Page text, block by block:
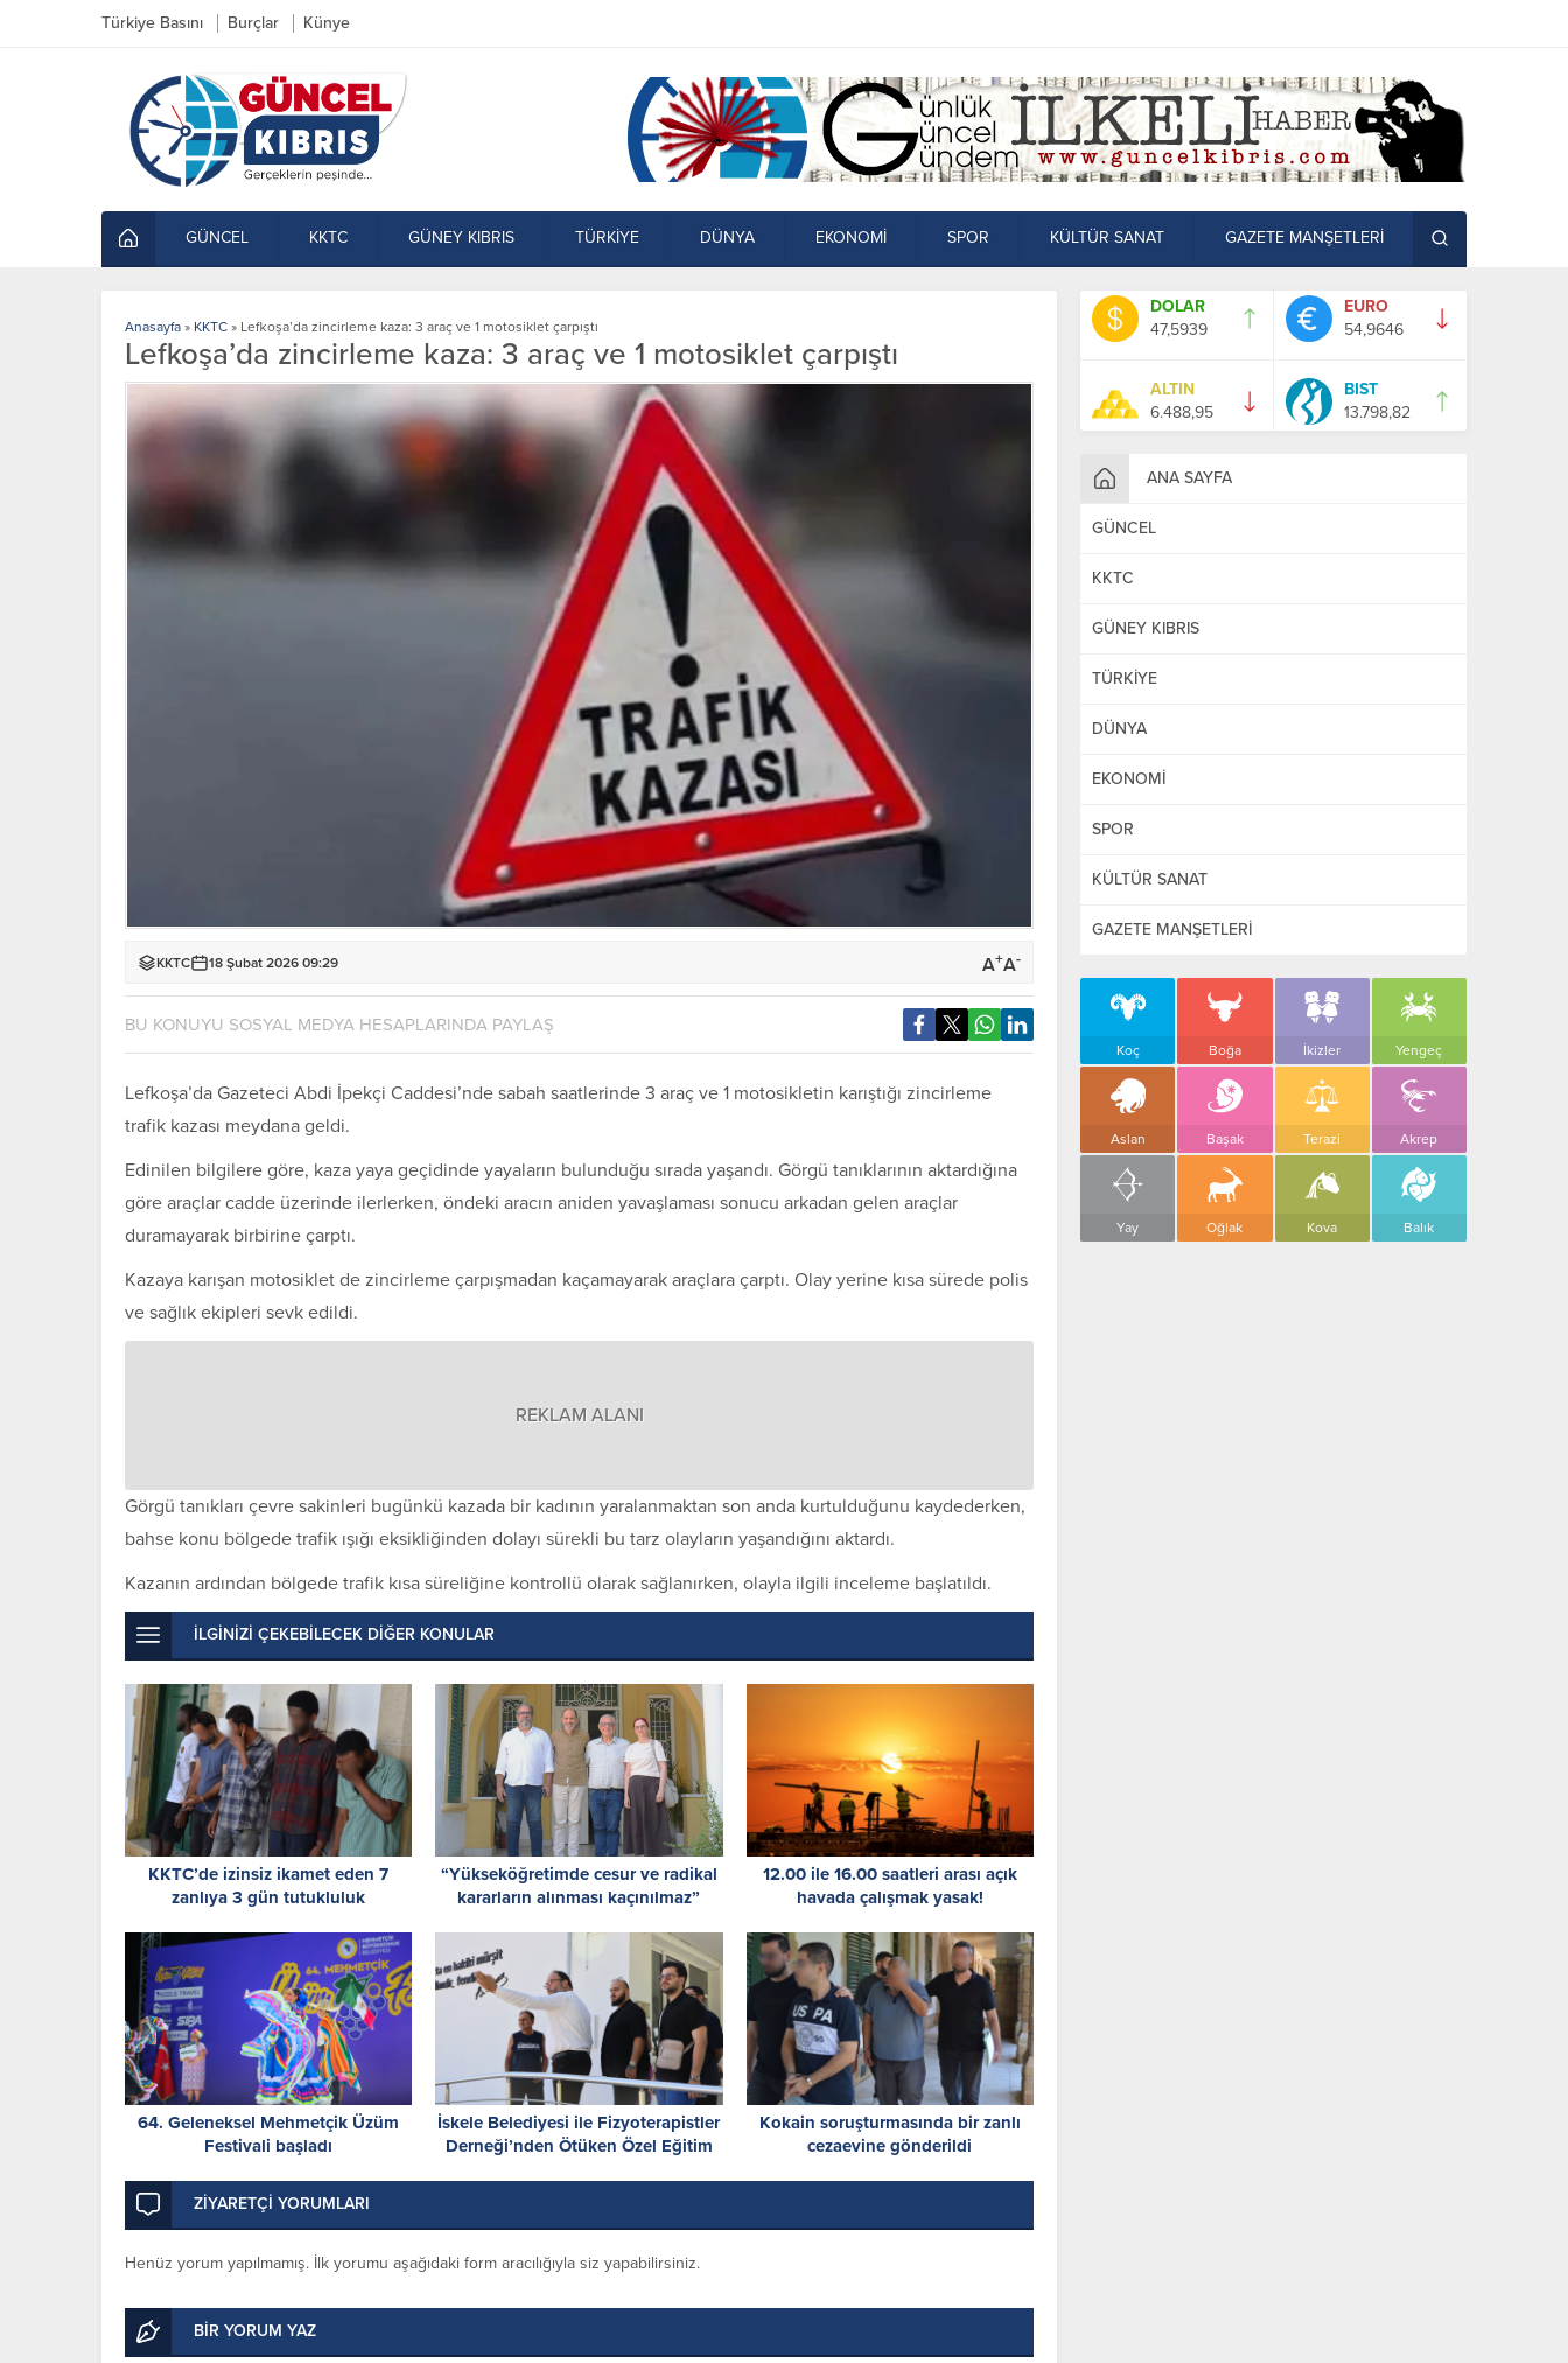
Türkiye Basını Burçlar Künye
GÜNCEL KKTC GÜNEY KIBRIS TÜRKİYE DÜNYA EKONOMİ SPOR KÜLTÜR SANAT GAZETE MANŞETLERİ
DOLAR
47,5939
EURO
54,9646
ALTIN
6.488,95
BIST
13.798,82
ANA SAYFA
GÜNCEL
KKTC
GÜNEY KIBRIS
TÜRKİYE
DÜNYA
EKONOMİ
SPOR
KÜLTÜR SANAT
GAZETE MANŞETLERİ
Koç Boğa İkizler Yengeç
Aslan Başak Terazi Akrep
Yay Oğlak Kova Balık
Anasayfa » KKTC » Lefkoşa’da zincirleme kaza: 3 araç ve 1 motosiklet çarpıştı
Lefkoşa’da zincirleme kaza: 3 araç ve 1 motosiklet çarpıştı
KKTC 18 Şubat 2026 09:29 A+A-
BU KONUYU SOSYAL MEDYA HESAPLARINDA PAYLAŞ
Lefkoşa’da Gazeteci Abdi İpekçi Caddesi’nde sabah saatlerinde 3 araç ve 1 motosikletin karıştığı zincirleme
trafik kazası meydana geldi.
Edinilen bilgilere göre, kaza yaya geçidinde yayaların bulunduğu sırada yaşandı. Görgü tanıklarının aktardığına
göre araçlar cadde üzerinde ilerlerken, öndeki aracın aniden yavaşlaması sonucu arkadan gelen araçlar
duramayarak birbirine çarptı.
Kazaya karışan motosiklet de zincirleme çarpışmadan kaçamayarak araçlara çarptı. Olay yerine kısa sürede polis
ve sağlık ekipleri sevk edildi.
REKLAM ALANI
Görgü tanıkları çevre sakinleri bugünkü kazada bir kadının yaralanmaktan son anda kurtulduğunu kaydederken,
bahse konu bölgede trafik ışığı eksikliğinden dolayı sürekli bu tarz olayların yaşandığını aktardı.
Kazanın ardından bölgede trafik kısa süreliğine kontrollü olarak sağlanırken, olayla ilgili inceleme başlatıldı.
İLGİNİZİ ÇEKEBİLECEK DİĞER KONULAR
KKTC’de izinsiz ikamet eden 7
zanlıya 3 gün tutukluluk
“Yükseköğretimde cesur ve radikal
kararların alınması kaçınılmaz”
12.00 ile 16.00 saatleri arası açık
havada çalışmak yasak!
64. Geleneksel Mehmetçik Üzüm
Festivali başladı
İskele Belediyesi ile Fizyoterapistler
Derneği’nden Ötüken Özel Eğitim
Kokain soruşturmasında bir zanlı
cezaevine gönderildi
ZİYARETÇİ YORUMLARI
Henüz yorum yapılmamış. İlk yorumu aşağıdaki form aracılığıyla siz yapabilirsiniz.
BİR YORUM YAZ